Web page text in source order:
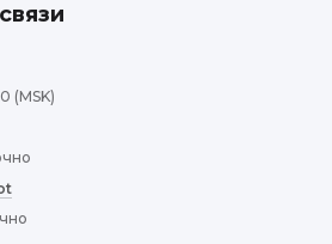
(MSK)